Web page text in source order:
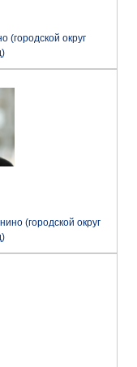
(городской округ
(городской округ